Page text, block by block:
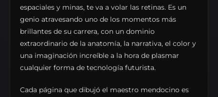
espaciales y minas, te va a volar las retinas. Es un
genio atravesando uno de los momentos más
brillantes de su carrera, con un dominio
extraordinario de la anatomía, la narrativa, el color y
una imaginación increíble a la hora de plasmar
cualquier forma de tecnología futurista.
Cada página que dibujó el maestro mendocino es